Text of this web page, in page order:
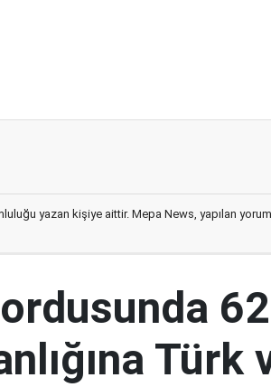
yazan kişiye aittir. Mepa News, yapılan
Türk